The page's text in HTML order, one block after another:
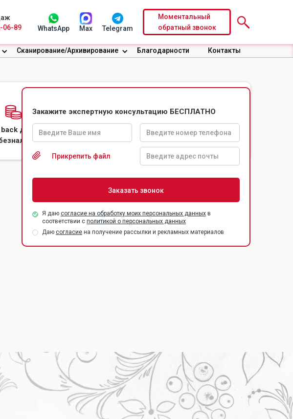
06-89
WhatsApp Max Telegram
Моментальный
обратный звонок
Сканирование/Архивирование Благодарности Контакты
back даже с
Безопасность
информации
Доверительные
условия по
договору
Закажите экспертную консультацию БЕСПЛАТНО
Прикрепить файл
Я даю согласие на обработку моих персональных данных в
соответствии с политикой о персональных данных
Даю согласие на получение рассылки и рекламных материалов